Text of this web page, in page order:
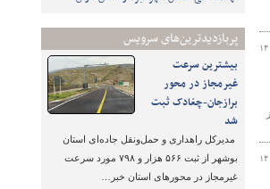
پربازدیدترین‌های سرویس
بیشترین سرعت
غیرمجاز در محور
برازجان-چغادک ثبت
شد
مدیرکل راهداری و حمل‌ونقل جاده‌ای استان
بوشهر از ثبت ۵۶۶ هزار و ۷۹۸ مورد سرعت
غیرمجاز در محورهای استان خبر…